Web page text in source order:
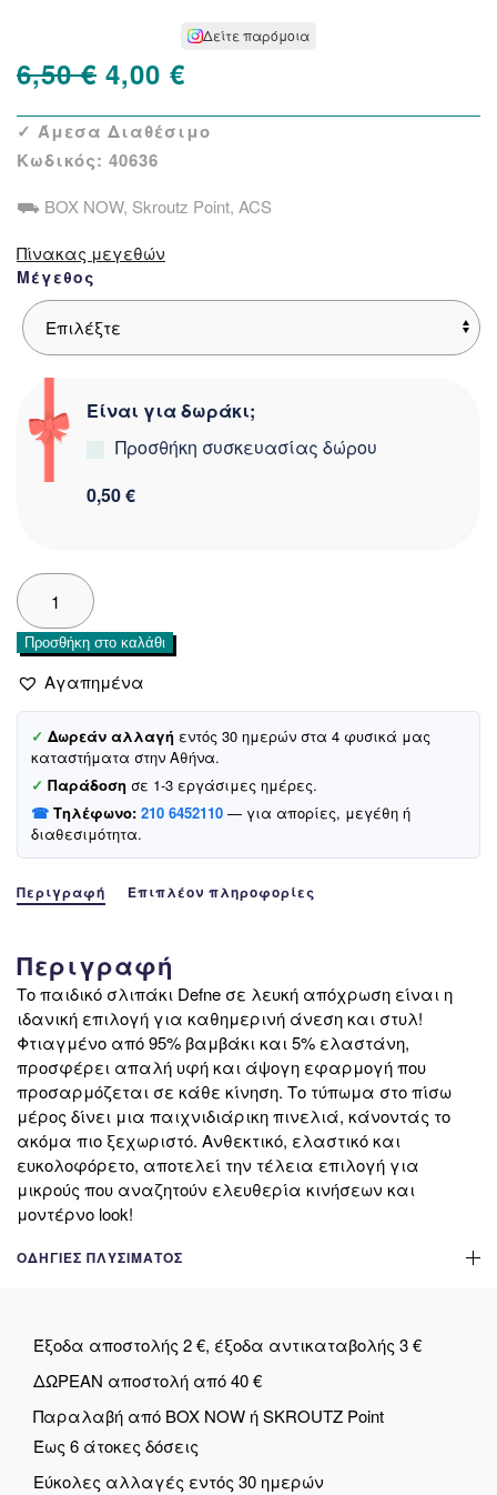
Δείτε παρόμοια
6,50€ Original
price
was:
4,00 €
τρέχουσα
τιμή
4,00 €.
✓ Άμεσα Διαθέσιμο
Κωδικός: 40636
⛟ BOX NOW, Skroutz Point, ACS
Πίνακας μεγεθών
Μέγεθος
Είναι για δωράκι;
Προσθήκη συσκευασίας δώρου
0,50 €
Defne
σλιπάκι
«Truck»
ποσότητα
Προσθήκη στο καλάθι
Αγαπημένα
✓ Δωρεάν αλλαγή εντός 30 ημερών στα 4 φυσικά μας
καταστήματα στην Αθήνα.
✓ Παράδοση σε 1-3 εργάσιμες ημέρες.
☎ Τηλέφωνο: 210 6452110 — για απορίες, μεγέθη ή
διαθεσιμότητα.
Περιγραφή Επιπλέον πληροφορίες
Περιγραφή
Το παιδικό σλιπάκι Defne σε λευκή απόχρωση είναι η
ιδανική επιλογή για καθημερινή άνεση και στυλ!
Φτιαγμένο από 95% βαμβάκι και 5% ελαστάνη,
προσφέρει απαλή υφή και άψογη εφαρμογή που
προσαρμόζεται σε κάθε κίνηση. Το τύπωμα στο πίσω
μέρος δίνει μια παιχνιδιάρικη πινελιά, κάνοντάς το
ακόμα πιο ξεχωριστό. Ανθεκτικό, ελαστικό και
ευκολοφόρετο, αποτελεί την τέλεια επιλογή για
μικρούς που αναζητούν ελευθερία κινήσεων και
μοντέρνο look!
ΟΔΗΓΊΕΣ ΠΛΥΣΊΜΑΤΟΣ
Έξοδα αποστολής 2 €, έξοδα αντικαταβολής 3 €
ΔΩΡΕΑΝ αποστολή από 40 €
Παραλαβή από BOX NOW ή SKROUTZ Point
Έως 6 άτοκες δόσεις
Εύκολες αλλαγές εντός 30 ημερών